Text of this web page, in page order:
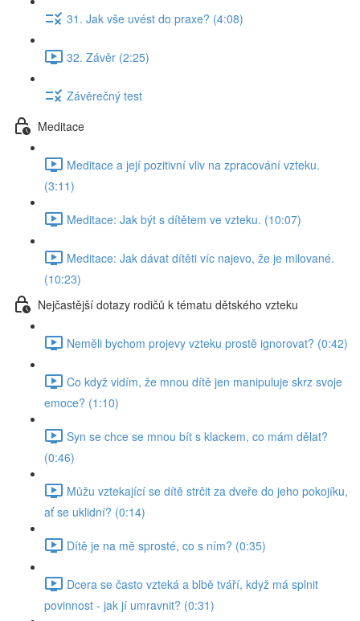
31. Jak vše uvést do praxe? (4:08)
32. Závěr (2:25)
Závěrečný test
Meditace
Meditace a její pozitivní vliv na zpracování vzteku.
(3:11)
Meditace: Jak být s dítětem ve vzteku. (10:07)
Meditace: Jak dávat dítěti víc najevo, že je milované.
(10:23)
Nejčastější dotazy rodičů k tématu dětského vzteku
Neměli bychom projevy vzteku prostě ignorovat? (0:42)
Co když vidím, že mnou dítě jen manipuluje skrz svoje
emoce? (1:10)
Syn se chce se mnou bít s klackem, co mám dělat?
(0:46)
Můžu vztekající se dítě strčit za dveře do jeho pokojíku,
ať se uklidní? (0:14)
Dítě je na mě sprosté, co s ním? (0:35)
Dcera se často vzteká a blbě tváří, když má splnit
povinnost - jak jí umravnit? (0:31)